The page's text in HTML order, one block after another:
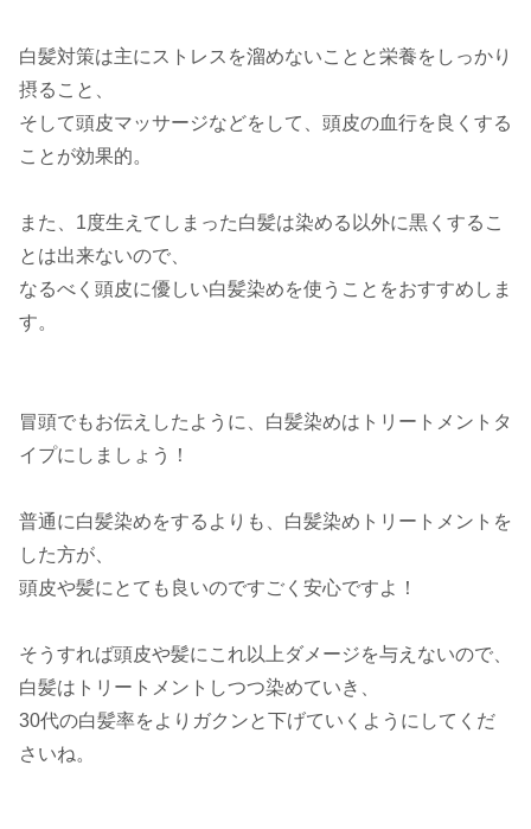
白髪対策は主にストレスを溜めないことと栄養をしっかり
摂ること、
そして頭皮マッサージなどをして、頭皮の血行を良くする
ことが効果的。
また、1度生えてしまった白髪は染める以外に黒くするこ
とは出来ないので、
なるべく頭皮に優しい白髪染めを使うことをおすすめしま
す。
冒頭でもお伝えしたように、白髪染めはトリートメントタ
イプにしましょう！
普通に白髪染めをするよりも、白髪染めトリートメントを
した方が、
頭皮や髪にとても良いのですごく安心ですよ！
そうすれば頭皮や髪にこれ以上ダメージを与えないので、
白髪はトリートメントしつつ染めていき、
30代の白髪率をよりガクンと下げていくようにしてくだ
さいね。